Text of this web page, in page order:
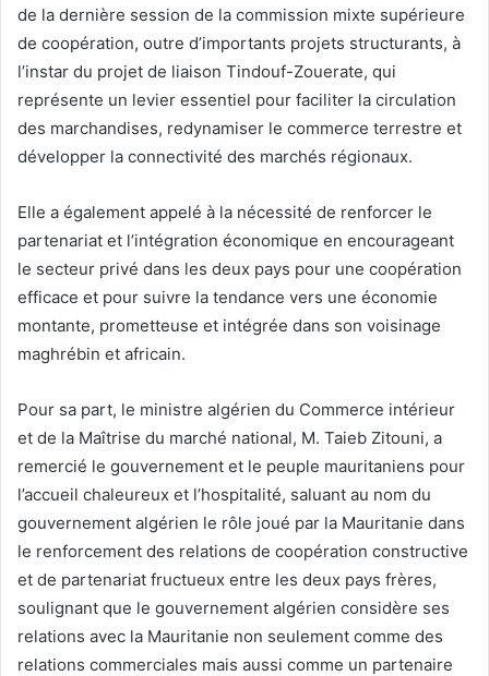
de la dernière session de la commission mixte supérieure
de coopération, outre d’importants projets structurants, à
l’instar du projet de liaison Tindouf-Zouerate, qui
représente un levier essentiel pour faciliter la circulation
des marchandises, redynamiser le commerce terrestre et
développer la connectivité des marchés régionaux.
Elle a également appelé à la nécessité de renforcer le
partenariat et l’intégration économique en encourageant
le secteur privé dans les deux pays pour une coopération
efficace et pour suivre la tendance vers une économie
montante, prometteuse et intégrée dans son voisinage
maghrébin et africain.
Pour sa part, le ministre algérien du Commerce intérieur
et de la Maîtrise du marché national, M. Taieb Zitouni, a
remercié le gouvernement et le peuple mauritaniens pour
l’accueil chaleureux et l’hospitalité, saluant au nom du
gouvernement algérien le rôle joué par la Mauritanie dans
le renforcement des relations de coopération constructive
et de partenariat fructueux entre les deux pays frères,
soulignant que le gouvernement algérien considère ses
relations avec la Mauritanie non seulement comme des
relations commerciales mais aussi comme un partenaire